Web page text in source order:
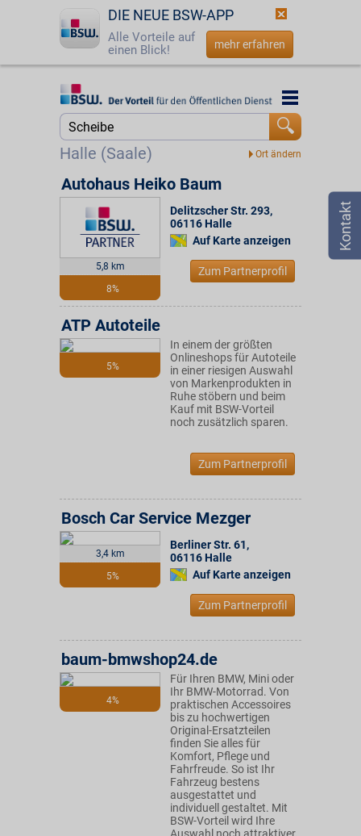
DIE NEUE BSW-APP
Alle Vorteile auf
einen Blick!
mehr erfahren
Startseite
0800 - 279 25 82
Halle (Saale)
Startseite
5,8 km
8%
Autohaus Heiko Baum
Delitzscher Str. 293,
06116 Halle
Auf Karte anzeigen
Zum Partnerprofil
5%
ATP Autoteile
In einem der größten
Onlineshops für Autoteile
in einer riesigen Auswahl
von Markenprodukten in
Ruhe stöbern und beim
Kauf mit BSW-Vorteil
noch zusätzlich sparen.
Zum Partnerprofil
3,4 km
5%
Bosch Car Service Mezger
Berliner Str. 61,
06116 Halle
Auf Karte anzeigen
Zum Partnerprofil
4%
baum-bmwshop24.de
Für Ihren BMW, Mini oder
Ihr BMW-Motorrad. Von
praktischen Accessoires
bis zu hochwertigen
Original-Ersatzteilen
finden Sie alles für
Komfort, Pflege und
Fahrfreude. So ist Ihr
Fahrzeug bestens
ausgestattet und
individuell gestaltet. Mit
BSW-Vorteil wird Ihre